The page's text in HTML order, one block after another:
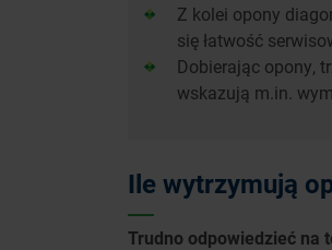
Z kolei opony
się łatwość
Dobierając opony,
wskazują m.in.
Ile wytrzymują
Trudno odpowiedzieć na